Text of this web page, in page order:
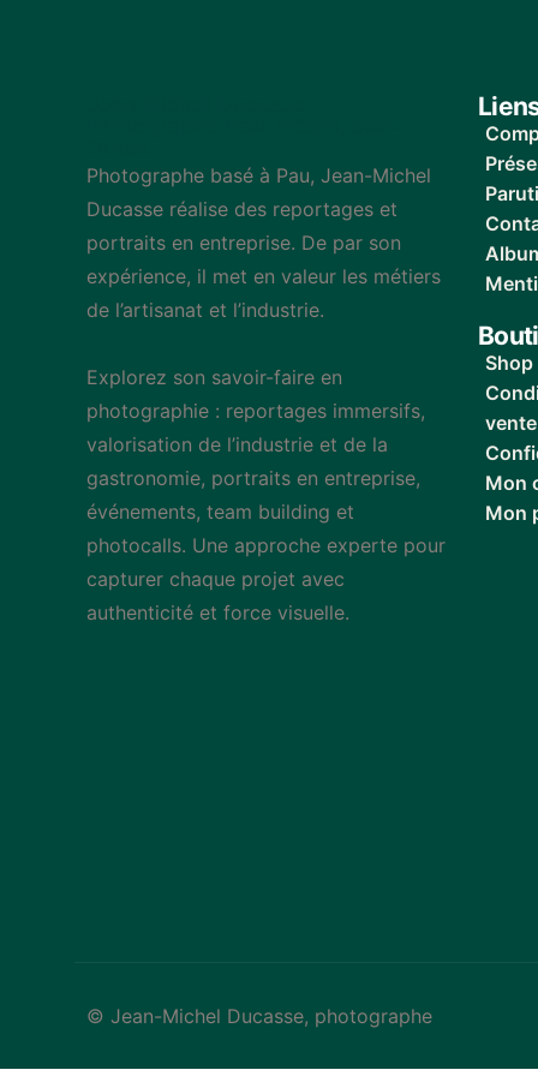
Photographe basé à Pau, Jean-Michel
Ducasse réalise des reportages et
portraits en entreprise. De par son
expérience, il met en valeur les métiers
de l’artisanat et l’industrie.
Explorez son savoir-faire en
photographie : reportages immersifs,
valorisation de l’industrie et de la
gastronomie, portraits en entreprise,
événements, team building et
photocalls. Une approche experte pour
capturer chaque projet avec
authenticité et force visuelle.
Shop
vente
Mon
Mon
© Jean-Michel Ducasse, photographe